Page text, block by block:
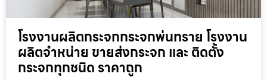
โรงงานผลิตกระจกกระจกพ่นทราย โรงงาน
ผลิตจำหน่าย ขายส่งกระจก และ ติดตั้ง
กระจกทุกชนิด ราคาถูก